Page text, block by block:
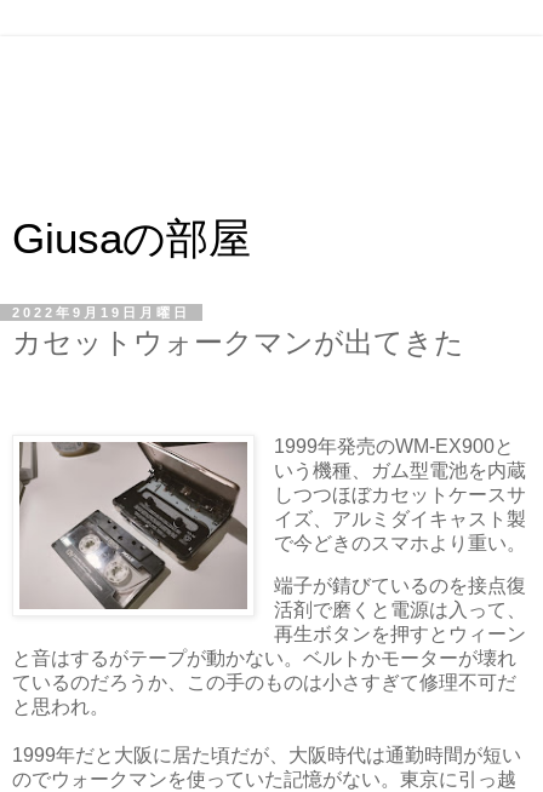
Giusaの部屋
2022年9月19日月曜日
カセットウォークマンが出てきた
1999年発売のWM-EX900と
いう機種、ガム型電池を内蔵
しつつほぼカセットケースサ
イズ、アルミダイキャスト製
で今どきのスマホより重い。
端子が錆びているのを接点復
活剤で磨くと電源は入って、
再生ボタンを押すとウィーン
と音はするがテープが動かない。ベルトかモーターが壊れ
ているのだろうか、この手のものは小さすぎて修理不可だ
と思われ。
1999年だと大阪に居た頃だが、大阪時代は通勤時間が短い
のでウォークマンを使っていた記憶がない。東京に引っ越